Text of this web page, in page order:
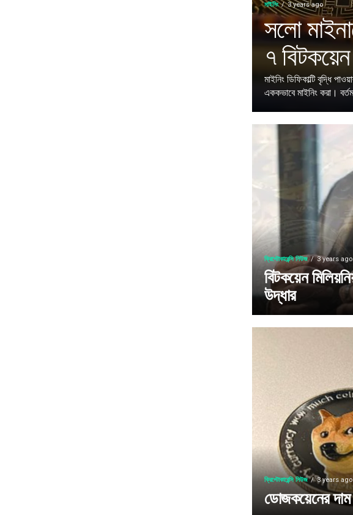
মাইনিং 3 years ago
সলো
৭ বিটকয়েন
মাইনিং ডিফিকাল্টি বৃদ্ধি
এককভাবে মাইনিং করা।
ক্রিপ্টোকারেন্সি নিউজ 3 years ago
বিটকয়েন
উদ্ধার
ক্রিপ্টোকারেন্সি নিউজ 3 years ago
ডোজকয়েনের দাম